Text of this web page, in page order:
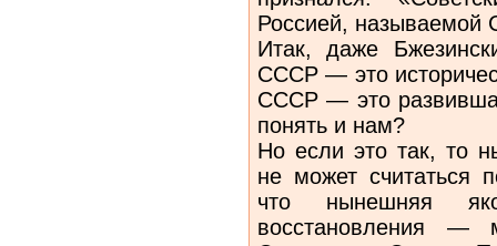
Россией, называемой
Итак, даже
СССР — это
СССР — это
понять и нам?
Но если это так, то
не может считаться
что нынешняя
восстановления —